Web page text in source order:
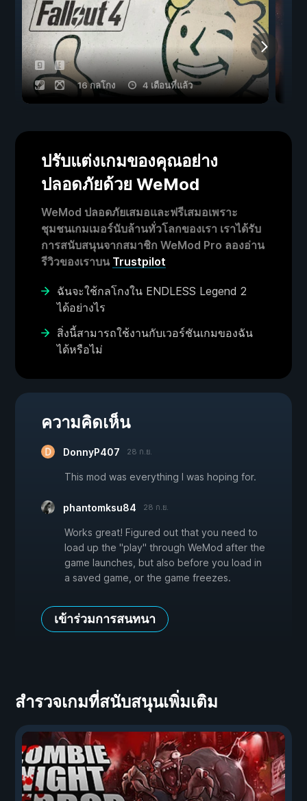
16 กลโกง 4 เดือนที่แล้ว
ปรับแต่งเกมของคุณอย่าง
ปลอดภัยด้วย WeMod
WeMod ปลอดภัยเสมอและฟรีเสมอเพราะ
ชุมชนเกมเมอร์นับล้านทั่วโลกของเรา เราได้รับ
การสนับสนุนจากสมาชิก WeMod Pro ลองอ่าน
รีวิวของเราบน Trustpilot
ฉันจะใช้กลโกงใน ENDLESS Legend 2
ได้อย่างไร
สิ่งนี้สามารถใช้งานกับเวอร์ชันเกมของฉัน
ได้หรือไม่
ความคิดเห็น
DonnyP407 28 ก.ย.
This mod was everything I was hoping for.
phantomksu84 28 ก.ย.
Works great! Figured out that you need to
load up the "play" through WeMod after the
game launches, but also before you load in
a saved game, or the game freezes.
เข้าร่วมการสนทนา
สำรวจเกมที่สนับสนุนเพิ่มเติม